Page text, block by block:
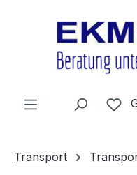
Transport